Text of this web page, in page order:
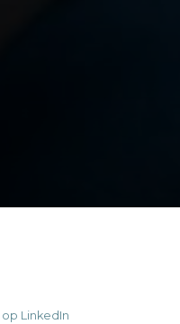
LinkedIn